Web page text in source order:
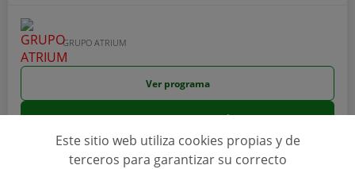
GRUPO ATRIUM
Ver programa
Este sitio web utiliza cookies propias y de
terceros para garantizar su correcto